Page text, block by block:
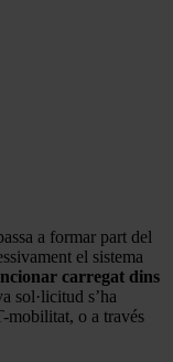
a formar part del
el sistema
carregat dins
sol·licitud s’ha
mobilitat, o a través